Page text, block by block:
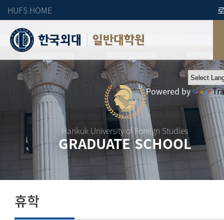
HUFS HOME
일반대학원
Hankuk University of Foreign Studies
GRADUATE SCHOOL
Powered by
휴학